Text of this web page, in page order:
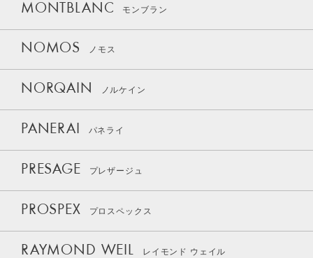
MONTBLANC モンブラン
NOMOS ノモス
NORQAIN ノルケイン
PANERAI パネライ
PRESAGE プレザージュ
PROSPEX プロスペックス
RAYMOND WEIL レイモンド ウェイル